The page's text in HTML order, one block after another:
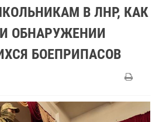
В ЛНР, КАК
ОБНАРУЖЕНИИ
БОЕПРИПАСОВ